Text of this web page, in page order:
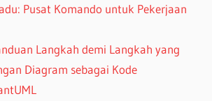
Pusat Komando untuk Pekerjaan
Langkah demi Langkah yang
Diagram sebagai Kode